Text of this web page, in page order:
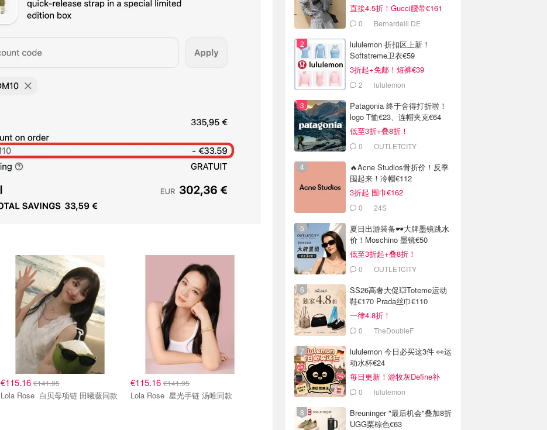
€115.16€141.95
Lola Rose 白贝母项链 田曦薇同款
€115.16 €141.95
Lola Rose 星光手链 汤唯同款
直接4.5折！Gucci腰带€161
0 Bernardelli DE
lululemon 折扣区上新！
Softstreme卫衣€59
3折起+免邮！短裤€39
2 lululemon
Patagonia 终于舍得打折啦！
logo T恤€23、连帽夹克€64
低至3折+叠8折！
0
OUTLETCITY
🔥Acne Studios骨折价！反季
囤起来！冷帽€112
3折起 围巾€162
0 24S
夏日出游装备🕶️大牌墨镜跳水
价！Moschino 墨镜€50
低至3折起+叠8折！
0
OUTLETCITY
SS26高奢大促💥Toteme运动
鞋€170 Prada丝巾€110
一律4.8折！
0 TheDoubleF
lululemon 今日必买这3件 👀运
动水杯€24
每日更新！游牧灰Define补
货！0 lululemon
Breuninger "最后机会"叠加8折
UGG栗棕色€63